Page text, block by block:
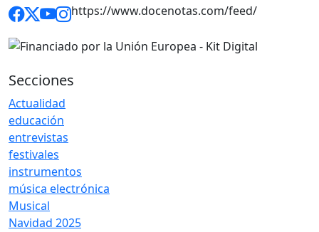
https://www.docenotas.com/feed/
Secciones
Actualidad
educación
entrevistas
festivales
instrumentos
música electrónica
Musical
Navidad 2025